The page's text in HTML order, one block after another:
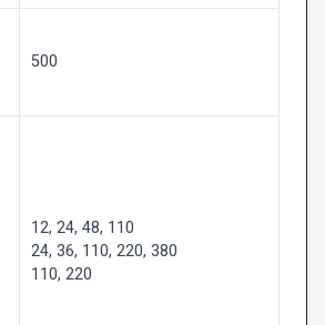
500
12, 24, 48, 110
24, 36, 110, 220, 380
110, 220